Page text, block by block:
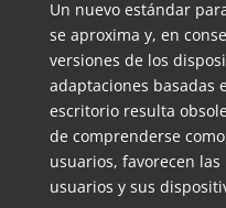
Un nuevo estándar
se aproxima y, en
versiones de los
adaptaciones basadas
escritorio resulta
de comprenderse
usuarios, favorecen
usuarios y sus